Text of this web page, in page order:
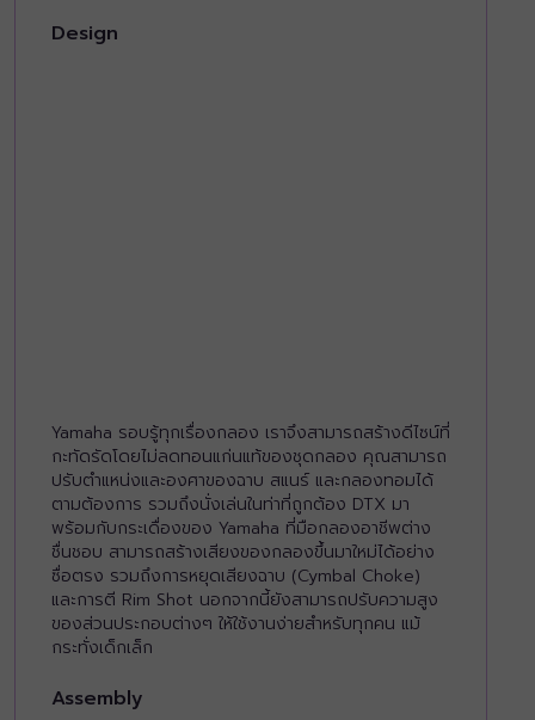
Design
Yamaha รอบรู้ทุกเรื่องกลอง เราจึงสามารถสร้างดีไซน์ที่
กะทัดรัดโดยไม่ลดทอนแก่นแท้ของชุดกลอง คุณสามารถ
ปรับตำแหน่งและองศาของฉาบ สแนร์ และกลองทอมได้
ตามต้องการ รวมถึงนั่งเล่นในท่าที่ถูกต้อง DTX มา
พร้อมกับกระเดื่องของ Yamaha ที่มือกลองอาชีพต่าง
ชื่นชอบ สามารถสร้างเสียงของกลองขึ้นมาใหม่ได้อย่าง
ซื่อตรง รวมถึงการหยุดเสียงฉาบ (Cymbal Choke)
และการตี Rim Shot นอกจากนี้ยังสามารถปรับความสูง
ของส่วนประกอบต่างๆ ให้ใช้งานง่ายสำหรับทุกคน แม้
กระทั่งเด็กเล็ก
Assembly